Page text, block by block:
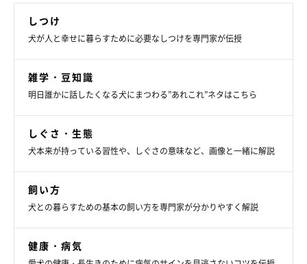
しつけ
犬が人と幸せに暮らすために必要なしつけを専門家が伝授
雑学・豆知識
明日誰かに話したくなる犬にまつわる”あれこれ”ネタはこちら
しぐさ・生態
犬本来が持っている習性や、しぐさの意味など、画像と一緒に解説
飼い方
犬との暮らすための基本の飼い方を専門家が分かりやすく解説
健康・病気